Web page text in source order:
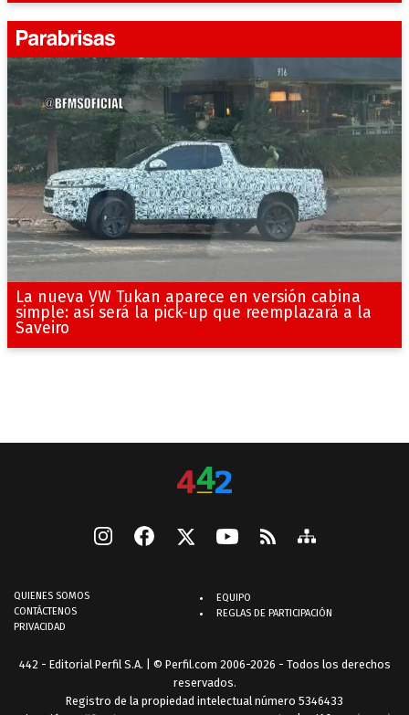
La nueva VW Tukan aparece en versión cabina
simple: así será la pick-up que reemplazará a la
Saveiro
QUIENES SOMOS
CONTÁCTENOS
PRIVACIDAD
EQUIPO
REGLAS DE PARTICIPACIÓN
442 - Editorial Perfil S.A. | © Perfil.com 2006-2026 - Todos los derechos
reservados.
Registro de la propiedad intelectual número 5346433